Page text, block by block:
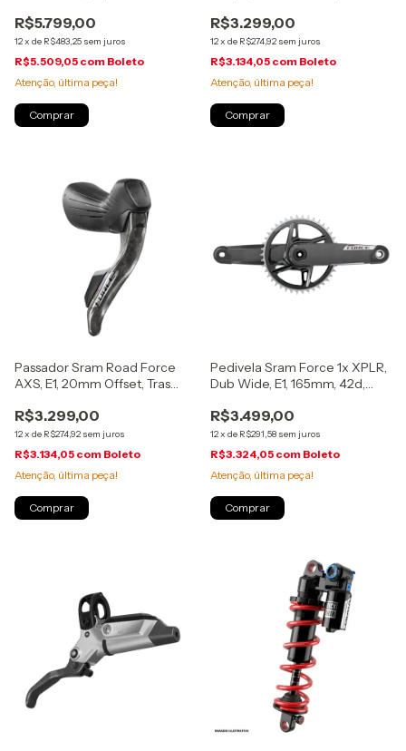
R$5.799,00
12x de R$483,25 sem juros
R$5.509,05 com Boleto
Atenção, última peça!
R$3.299,00
12x de R$274,92 sem juros
R$3.134,05 com Boleto
Atenção, última peça!
Passador Sram Road Force
AXS, E1, 20mm Offset, Tras
R$3.299,00
12x de R$274,92 sem juros
R$3.134,05 com Boleto
Atenção, última peça!
Pedivela Sram Force 1x XPLR,
Dub Wide, E1, 165mm, 42d,
R$3.499,00
12x de R$291,58 sem juros
R$3.324,05 com Boleto
Atenção, última peça!